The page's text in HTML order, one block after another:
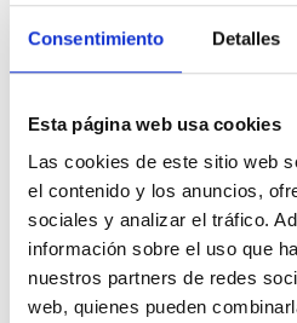
Consentimiento Detalles
Esta página web usa cookies
Las cookies de este sitio web
el contenido y los anuncios,
sociales y analizar el tráfico.
información sobre el uso que
nuestros partners de redes
web, quienes pueden